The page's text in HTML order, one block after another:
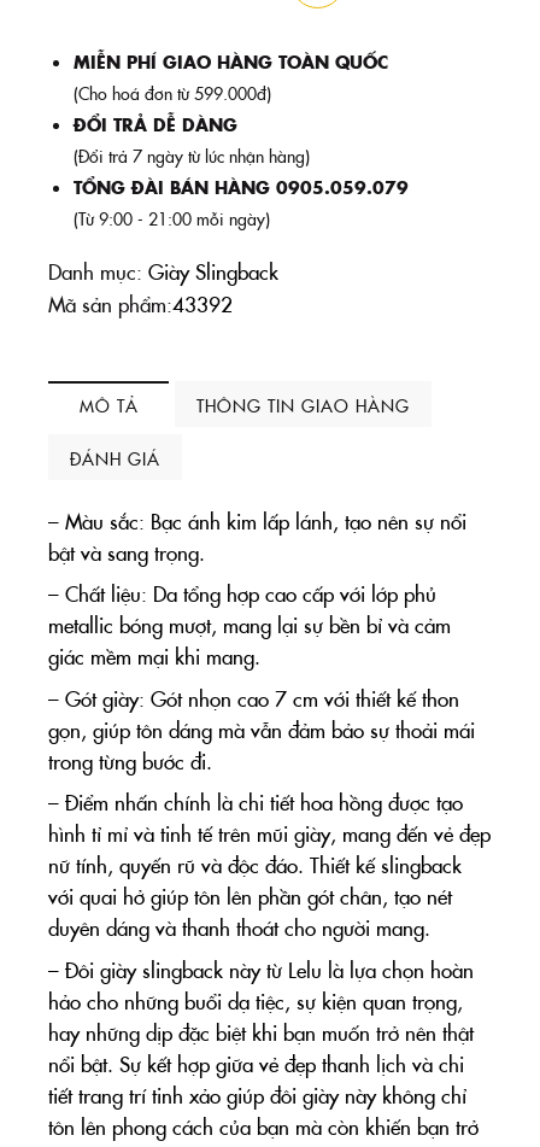
MIỄN PHÍ GIAO HÀNG TOÀN QUỐC
(Cho hoá đơn từ 599.000đ)
ĐỔI TRẢ DỄ DÀNG
(Đổi trả 7 ngày từ lúc nhận hàng)
TỔNG ĐÀI BÁN HÀNG 0905.059.079
(Từ 9:00 - 21:00 mỗi ngày)
Danh mục: Giày Slingback
Mã sản phẩm:43392
MÔ TẢ THÔNG TIN GIAO HÀNG
ĐÁNH GIÁ
– Màu sắc: Bạc ánh kim lấp lánh, tạo nên sự nổi
bật và sang trọng.
– Chất liệu: Da tổng hợp cao cấp với lớp phủ
metallic bóng mượt, mang lại sự bền bỉ và cảm
giác mềm mại khi mang.
– Gót giày: Gót nhọn cao 7 cm với thiết kế thon
gọn, giúp tôn dáng mà vẫn đảm bảo sự thoải mái
trong từng bước đi.
– Điểm nhấn chính là chi tiết hoa hồng được tạo
hình tỉ mỉ và tinh tế trên mũi giày, mang đến vẻ đẹp
nữ tính, quyến rũ và độc đáo. Thiết kế slingback
với quai hở giúp tôn lên phần gót chân, tạo nét
duyên dáng và thanh thoát cho người mang.
– Đôi giày slingback này từ Lelu là lựa chọn hoàn
hảo cho những buổi dạ tiệc, sự kiện quan trọng,
hay những dịp đặc biệt khi bạn muốn trở nên thật
nổi bật. Sự kết hợp giữa vẻ đẹp thanh lịch và chi
tiết trang trí tinh xảo giúp đôi giày này không chỉ
tôn lên phong cách của bạn mà còn khiến bạn trở